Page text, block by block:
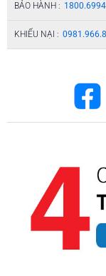
BẢO HÀNH : 1800.6994
KHIẾU NẠI :